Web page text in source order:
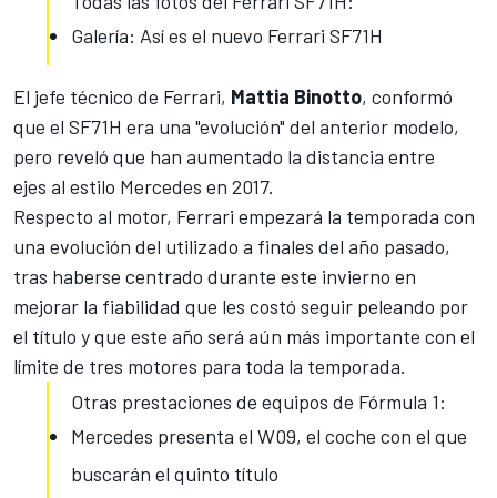
Galería: Así es el nuevo Ferrari SF71H
El jefe técnico de Ferrari, Mattia Binotto, conformó
que el SF71H era una "evolución" del anterior modelo,
pero reveló que han aumentado la distancia entre
ejes al estilo Mercedes en 2017.
Respecto al motor, Ferrari empezará la temporada con
una evolución del utilizado a finales del año pasado,
tras haberse centrado durante este invierno en
mejorar la fiabilidad que les costó seguir peleando por
el título y que este año será aún más importante con el
límite de tres motores para toda la temporada.
Otras prestaciones de equipos de Fórmula 1:
Mercedes presenta el W09, el coche con el que
buscarán el quinto título